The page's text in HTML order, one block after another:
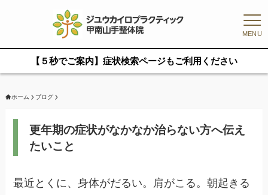
MENU
【５秒でご案内】症状検索ページもご利用ください
ホーム ブログ
更年期の症状がなかなか治らない方へ伝え
たいこと
最近とくに、身体がだるい。肩がこる。朝起きる